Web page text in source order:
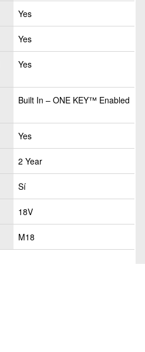
Yes
Yes
Yes
Built In – ONE KEY™ Enabled
Yes
2 Year
Sí
18V
M18